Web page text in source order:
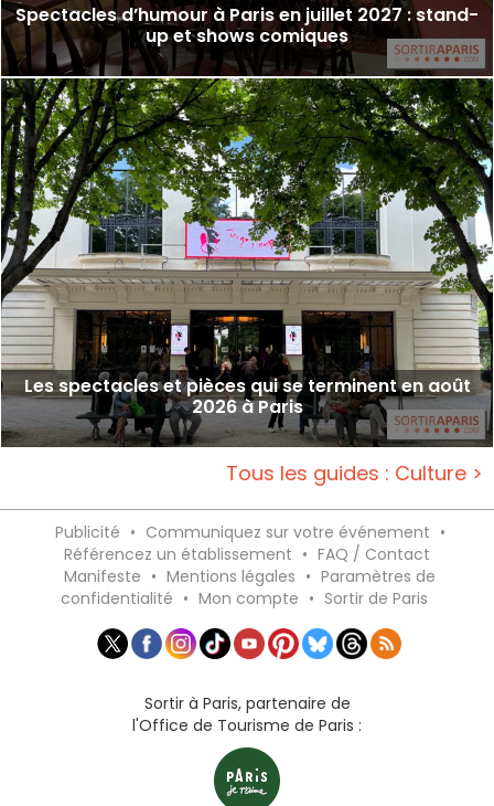
Spectacles d’humour à Paris en juillet 2027 : stand-
up et shows comiques
Les spectacles et pièces qui se terminent en août
2026 à Paris
Tous les guides : Culture >
Publicité • Communiquez sur votre événement •
Référencez un établissement • FAQ / Contact
Manifeste • Mentions légales • Paramètres de
confidentialité • Mon compte • Sortir de Paris
Sortir à Paris, partenaire de
l'Office de Tourisme de Paris :